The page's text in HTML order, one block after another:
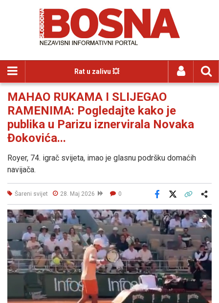
Rat u zalivu 💥
MAHAO RUKAMA I SLIJEGAO
RAMENIMA: Pogledajte kako je
publika u Parizu iznervirala Novaka
Đokovića...
Royer, 74. igrač svijeta, imao je glasnu podršku domaćih
navijača.
Šareni svijet 28. Maj 2026 0
Facebook